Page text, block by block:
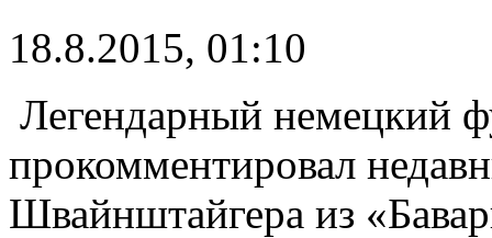
18.8.2015, 01:10
Легендарный немецкий
прокомментировал
Швайнштайгера из